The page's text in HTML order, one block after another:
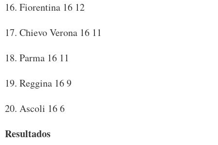
16. Fiorentina 16 12
17. Chievo Verona 16 11
18. Parma 16 11
19. Reggina 16 9
20. Ascoli 16 6
Resultados